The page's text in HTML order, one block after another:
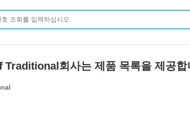
회사는 제품 목록을 제공합